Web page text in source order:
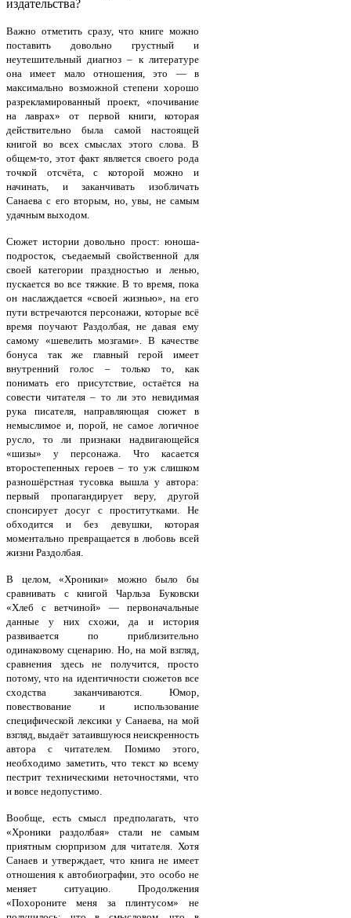
издательства?
Важно отметить сразу, что книге можно
поставить довольно грустный и
неутешительный диагноз – к литературе
она имеет мало отношения, это — в
максимально возможной степени хорошо
разрекламированный проект, «почивание
на лаврах» от первой книги, которая
действительно была самой настоящей
книгой во всех смыслах этого слова. В
общем-то, этот факт является своего рода
точкой отсчёта, с которой можно и
начинать, и заканчивать изобличать
Санаева с его вторым, но, увы, не самым
удачным выходом.
Сюжет истории довольно прост: юноша-
подросток, съедаемый свойственной для
своей категории праздностью и ленью,
пускается во все тяжкие. В то время, пока
он наслаждается «своей жизнью», на его
пути встречаются персонажи, которые всё
время поучают Раздолбая, не давая ему
самому «шевелить мозгами». В качестве
бонуса так же главный герой имеет
внутренний голос – только то, как
понимать его присутствие, остаётся на
совести читателя – то ли это невидимая
рука писателя, направляющая сюжет в
немыслимое и, порой, не самое логичное
русло, то ли признаки надвигающейся
«шизы» у персонажа. Что касается
второстепенных героев – то уж слишком
разношёрстная тусовка вышла у автора:
первый пропагандирует веру, другой
спонсирует досуг с проститутками. Не
обходится и без девушки, которая
моментально превращается в любовь всей
жизни Раздолбая.
В целом, «Хроники» можно было бы
сравнивать с книгой Чарльза Буковски
«Хлеб с ветчиной» — первоначальные
данные у них схожи, да и история
развивается по приблизительно
одинаковому сценарию. Но, на мой взгляд,
сравнения здесь не получится, просто
потому, что на идентичности сюжетов все
сходства заканчиваются. Юмор,
повествование и использование
специфической лексики у Санаева, на мой
взгляд, выдаёт затаившуюся неискренность
автора с читателем. Помимо этого,
необходимо заметить, что текст ко всему
пестрит техническими неточностями, что
и вовсе недопустимо.
Вообще, есть смысл предполагать, что
«Хроники раздолбая» стали не самым
приятным сюрпризом для читателя. Хотя
Санаев и утверждает, что книга не имеет
отношения к автобиографии, это особо не
меняет ситуацию. Продолжения
«Похороните меня за плинтусом» не